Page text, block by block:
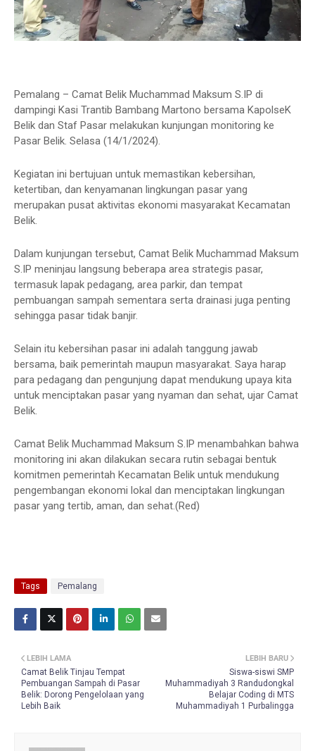
Pemalang – Camat Belik Muchammad Maksum S.IP di
dampingi Kasi Trantib Bambang Martono bersama KapolseK
Belik dan Staf Pasar melakukan kunjungan monitoring ke
Pasar Belik. Selasa (14/1/2024).
Kegiatan ini bertujuan untuk memastikan kebersihan,
ketertiban, dan kenyamanan lingkungan pasar yang
merupakan pusat aktivitas ekonomi masyarakat Kecamatan
Belik.
Dalam kunjungan tersebut, Camat Belik Muchammad Maksum
S.IP meninjau langsung beberapa area strategis pasar,
termasuk lapak pedagang, area parkir, dan tempat
pembuangan sampah sementara serta drainasi juga penting
sehingga pasar tidak banjir.
Selain itu kebersihan pasar ini adalah tanggung jawab
bersama, baik pemerintah maupun masyarakat. Saya harap
para pedagang dan pengunjung dapat mendukung upaya kita
untuk menciptakan pasar yang nyaman dan sehat, ujar Camat
Belik.
Camat Belik Muchammad Maksum S.IP menambahkan bahwa
monitoring ini akan dilakukan secara rutin sebagai bentuk
komitmen pemerintah Kecamatan Belik untuk mendukung
pengembangan ekonomi lokal dan menciptakan lingkungan
pasar yang tertib, aman, dan sehat.(Red)
Tags Pemalang
LEBIH BARU
Siswa-siswi SMP
Muhammadiyah 3 Randudongkal
Belajar Coding di MTS
Muhammadiyah 1 Purbalingga
LEBIH LAMA
Camat Belik Tinjau Tempat
Pembuangan Sampah di Pasar
Belik: Dorong Pengelolaan yang
Lebih Baik